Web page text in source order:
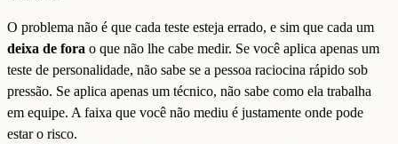
O problema não é que cada teste esteja errado, e sim que cada um
deixa de fora o que não lhe cabe medir. Se você aplica apenas um
teste de personalidade, não sabe se a pessoa raciocina rápido sob
pressão. Se aplica apenas um técnico, não sabe como ela trabalha
em equipe. A faixa que você não mediu é justamente onde pode
estar o risco.